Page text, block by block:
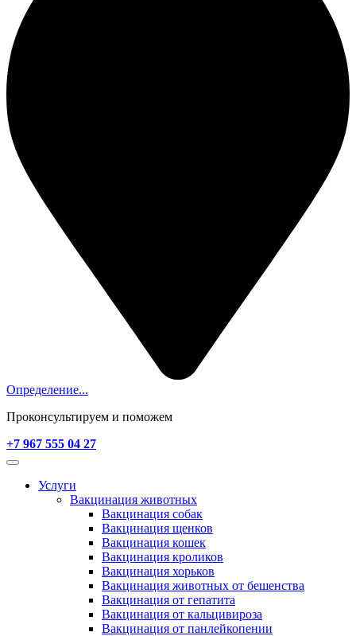
Определение...
Проконсультируем и поможем
+7 967 555 04 27
Услуги
Вакцинация животных
Вакцинация собак
Вакцинация щенков
Вакцинация кошек
Вакцинация кроликов
Вакцинация хорьков
Вакцинация животных от бешенства
Вакцинация от гепатита
Вакцинация от кальцивироза
Вакцинация от панлейкопении